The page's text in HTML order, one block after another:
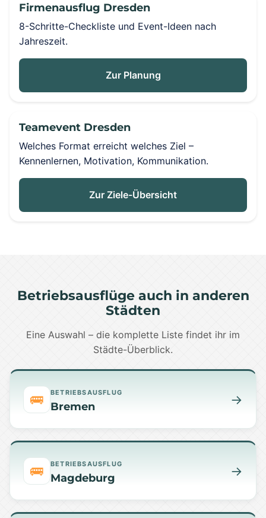
Firmenausflug Dresden
8-Schritte-Checkliste und Event-Ideen nach
Jahreszeit.
Zur Planung
Teamevent Dresden
Welches Format erreicht welches Ziel –
Kennenlernen, Motivation, Kommunikation.
Zur Ziele-Übersicht
Betriebsausflüge auch in anderen
Städten
Eine Auswahl – die komplette Liste findet ihr im
Städte-Überblick.
🚌 BETRIEBSAUSFLUG
Bremen →
🚌 BETRIEBSAUSFLUG
Magdeburg →